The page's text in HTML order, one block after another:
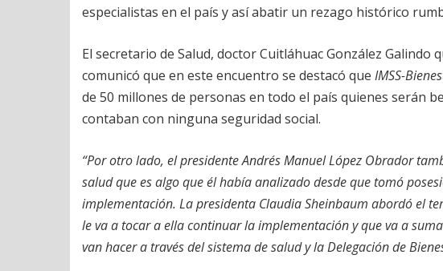
especialistas en el país y así abatir un rezago histórico
El secretario de Salud, doctor Cuitláhuac González
comunicó que en este encuentro se destacó que IMSS-
de 50 millones de personas en todo el país quienes serán
contaban con ninguna seguridad social.
“Por otro lado, el presidente Andrés Manuel López Obrador
salud que es algo que él había analizado desde que tomó
implementación. La presidenta Claudia Sheinbaum abordó el
le va a tocar a ella continuar la implementación y que va a
van hacer a través del sistema de salud y la Delegación de